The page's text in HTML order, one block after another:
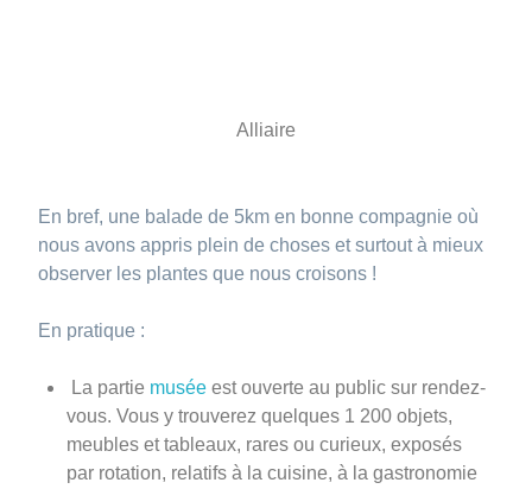
Alliaire
En bref, une balade de 5km en bonne compagnie où
nous avons appris plein de choses et surtout à mieux
observer les plantes que nous croisons !
En pratique :
La partie musée est ouverte au public sur rendez-
vous. Vous y trouverez quelques 1 200 objets,
meubles et tableaux, rares ou curieux, exposés
par rotation, relatifs à la cuisine, à la gastronomie